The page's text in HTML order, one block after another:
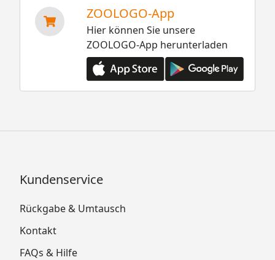
ZOOLOGO-App
Hier können Sie unsere
ZOOLOGO-App herunterladen
Kundenservice
Rückgabe & Umtausch
Kontakt
FAQs & Hilfe